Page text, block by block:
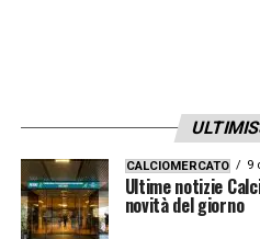
CALCIOMERCATO 9
Ultime notizie
novità del giorno